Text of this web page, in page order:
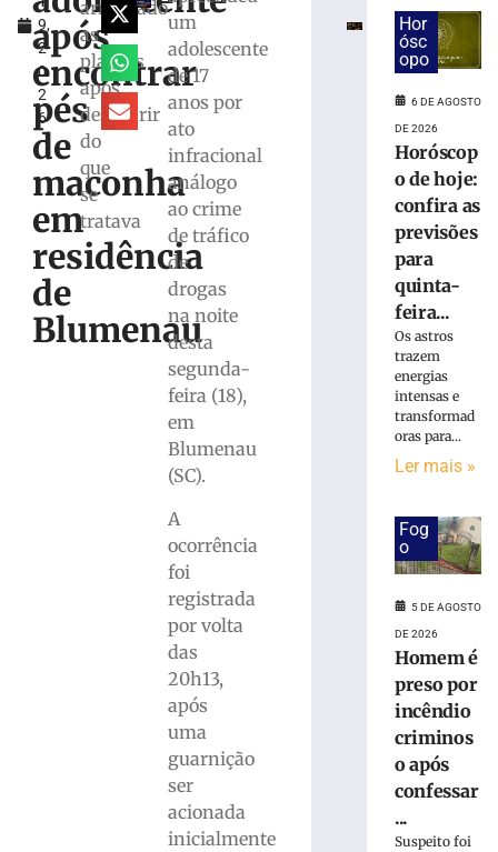
9,
2
0
2
6
após
encontrar
pés
de
maconha
em
residência
de
Blumenau
arrancado
as
plantas
após
descobrir
do
que
se
tratava
um
adolescente
de 17
anos por
ato
infracional
análogo
ao crime
de tráfico
de
drogas
na noite
desta
segunda-
feira (18),
em
Blumenau
(SC).
A
ocorrência
foi
registrada
por volta
das
20h13,
após
uma
guarnição
ser
acionada
inicialmente
incêndio
criminoso
confessar
crime
Polícia
Militar
Motorista
desviar
colidir
contra
Bairro
Águas
Claras
Hor
ósc
opo
6 DE AGOSTO
DE 2026
Horóscop
o de hoje:
confira as
previsões
para
quinta-
feira...
Os astros
trazem
energias
intensas e
transformad
oras para...
Ler mais »
Fog
o
5 DE AGOSTO
DE 2026
Homem é
preso por
incêndio
criminos
o após
confessar
...
Suspeito foi